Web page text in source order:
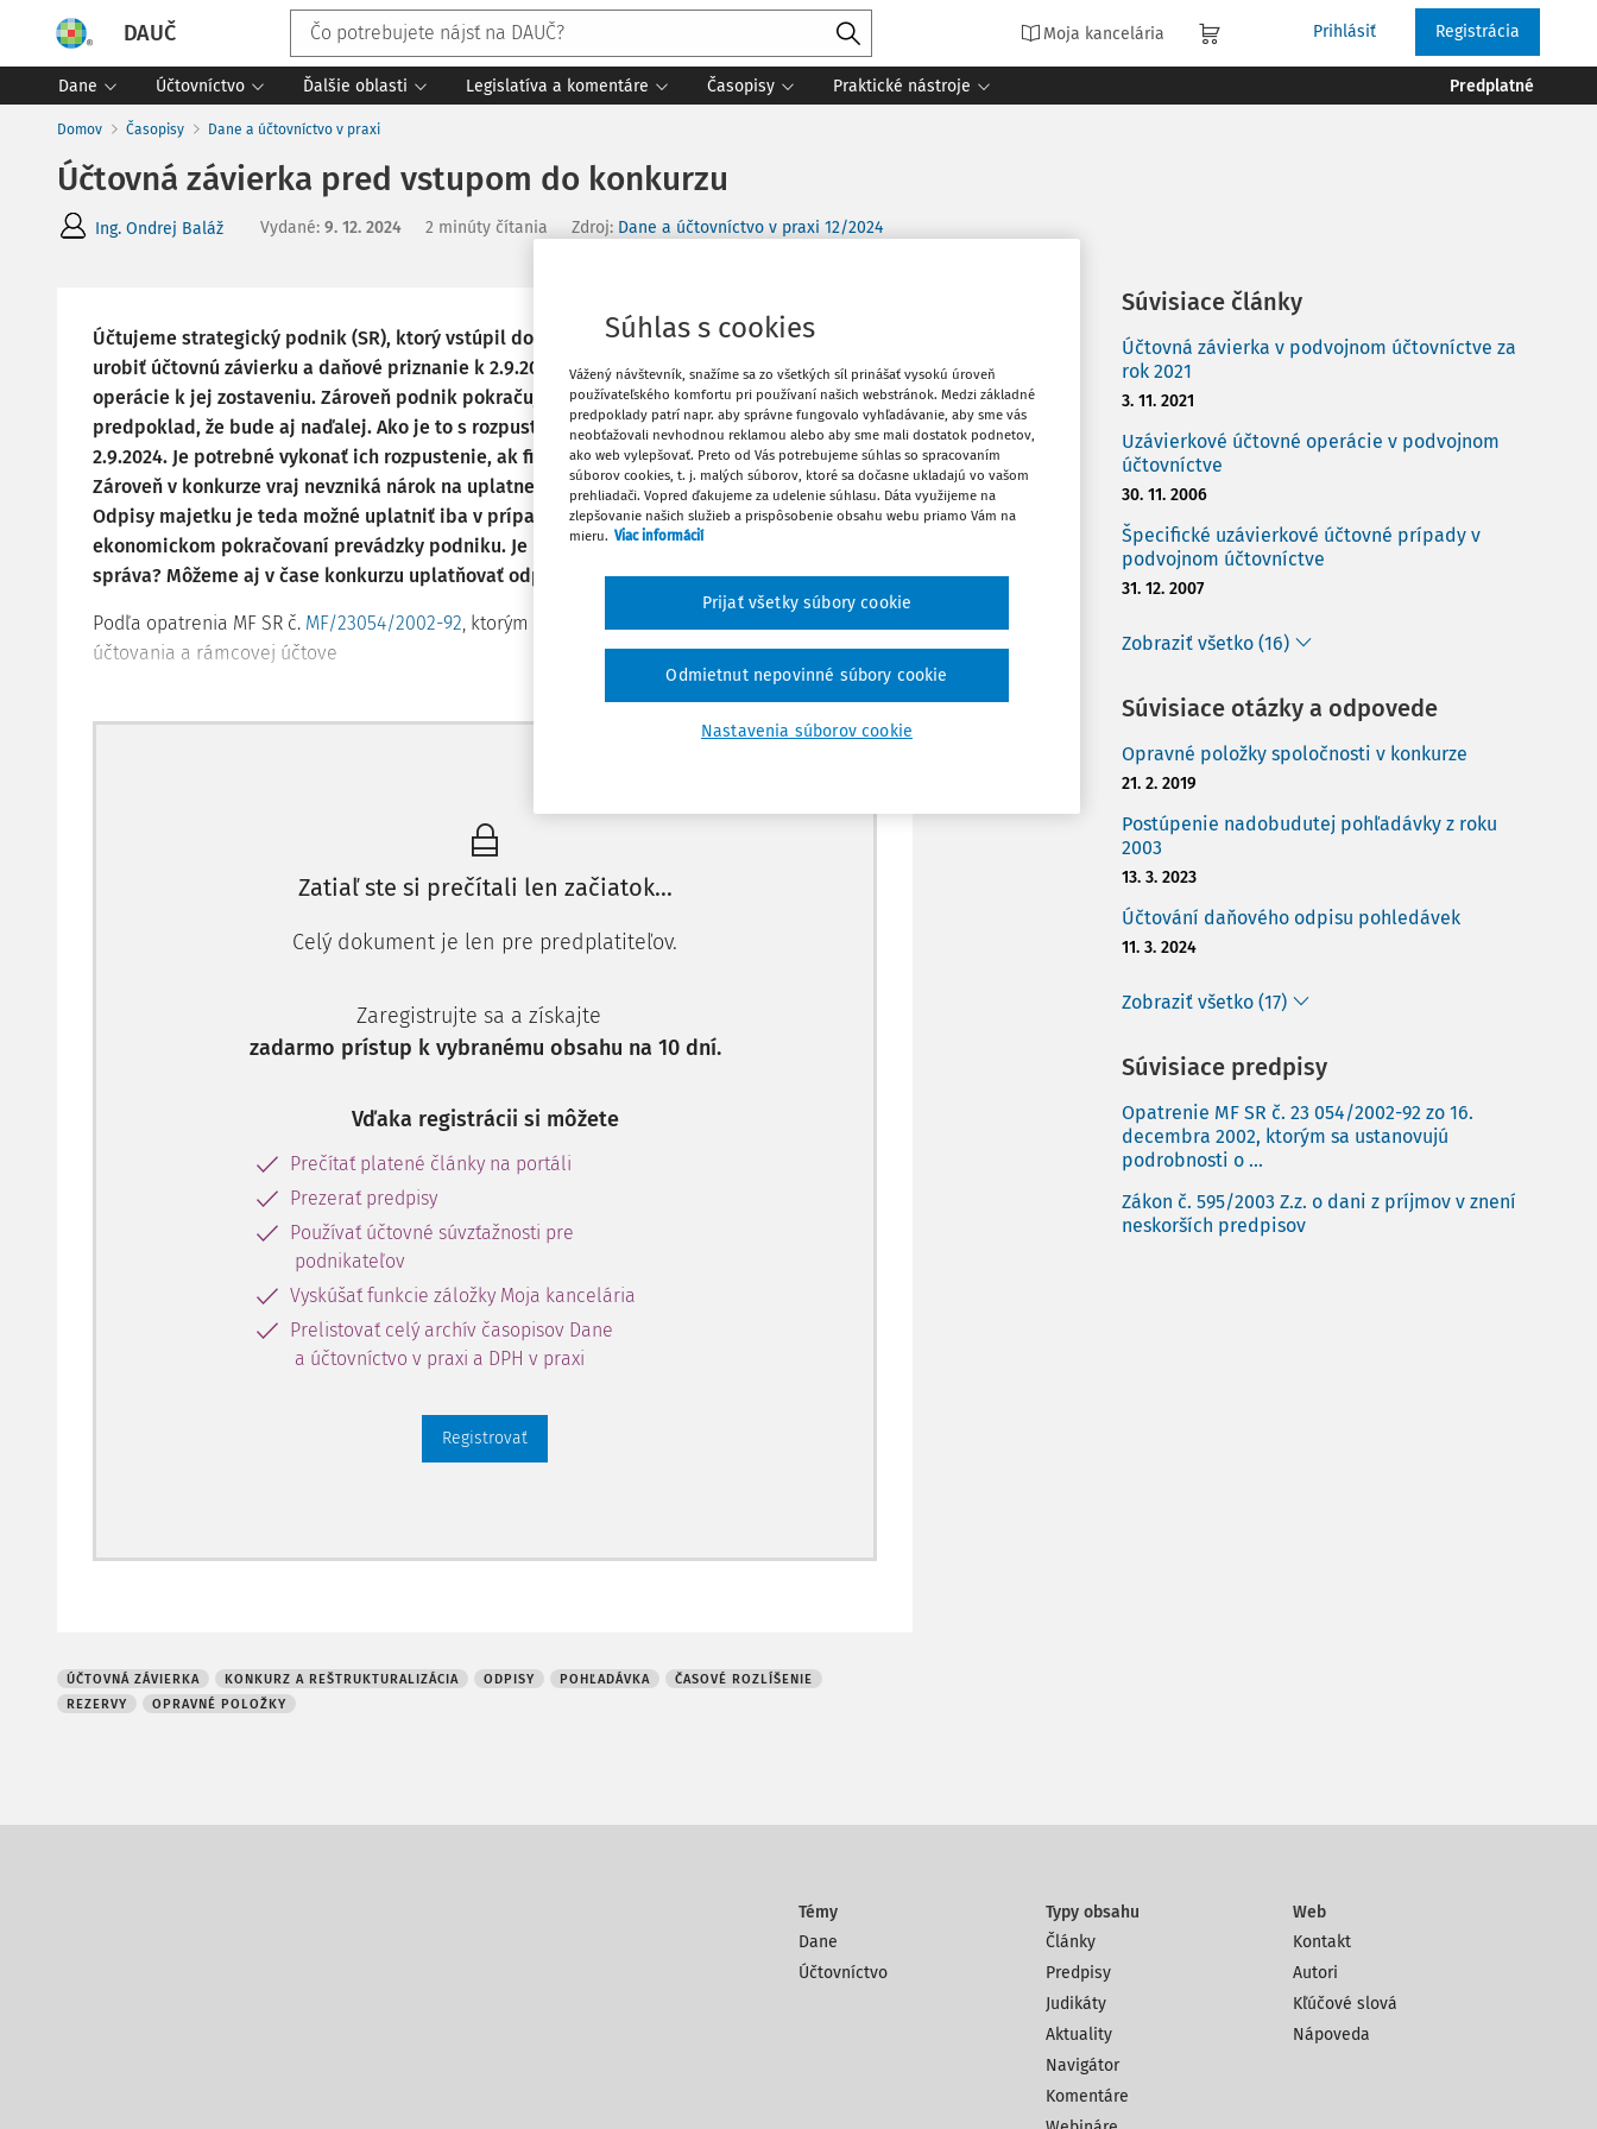
DAUČ Moja kancelária Prihlásiť Registrácia
Dane Účtovníctvo Ďalšie oblasti Legislatíva a komentáre Časopisy Praktické nástroje Predplatné
Domov Časopisy Dane a účtovníctvo v praxi
Účtovná závierka pred vstupom do konkurzu
Ing. Ondrej Baláž Vydané: 9. 12. 2024 2 minúty čítania Zdroj: Dane a účtovníctvo v praxi 12/2024
Účtujeme strategický podnik (SR), ktorý vstúpil do konkurzu k 3.9.2024. Je potrebné
urobiť účtovnú závierku a daňové priznanie k 2.9.2024 a potrebujeme urobiť uzávierkové
operácie k jej zostaveniu. Zároveň podnik pokračuje vo svojom fungovaní a je
predpoklad, že bude aj naďalej. Ako je to s rozpustením účtov 381, 384, 391, rezerv... k
2.9.2024. Je potrebné vykonať ich rozpustenie, ak firma naďalej funguje vo svojej činnosti?
Zároveň v konkurze vraj nevzniká nárok na uplatnenie odpisov z dlhodobého majetku.
Odpisy majetku je teda možné uplatniť iba v prípade, ak správca rozhodne o
ekonomickom pokračovaní prevádzky podniku. Je k tomu potrebná nejaká predbežná
správa? Môžeme aj v čase konkurzu uplatňovať odpisy?
Podľa opatrenia MF SR č. MF/23054/2002-92, ktorým sa ustanovujú podrobnosti o postupoch
účtovania a rámcovej účtove
Zatiaľ ste si prečítali len začiatok...
Celý dokument je len pre predplatiteľov.
Zaregistrujte sa a získajte
zadarmo prístup k vybranému obsahu na 10 dní.
Vďaka registrácii si môžete
Prečítať platené články na portáli
Prezerať predpisy
Používať účtovné súvzťažnosti pre
podnikateľov
Vyskúšať funkcie záložky Moja kancelária
Prelistovať celý archív časopisov Dane
a účtovníctvo v praxi a DPH v praxi
Registrovať
ÚČTOVNÁ ZÁVIERKA KONKURZ A REŠTRUKTURALIZÁCIA ODPISY POHĽADÁVKA
ČASOVÉ ROZLÍŠENIE
REZERVY
OPRAVNÉ POLOŽKY
Obľúbené
Zdieľať
Súvisiace články
Účtovná závierka v podvojnom účtovníctve za
rok 2021
3. 11. 2021
Uzávierkové účtovné operácie v podvojnom
účtovníctve
30. 11. 2006
Špecifické uzávierkové účtovné prípady v
podvojnom účtovníctve
31. 12. 2007
Zobraziť všetko (16)
Súvisiace otázky a odpovede
Opravné položky spoločnosti v konkurze
21. 2. 2019
Postúpenie nadobudutej pohľadávky z roku
2003
13. 3. 2023
Účtování daňového odpisu pohledávek
11. 3. 2024
Zobraziť všetko (17)
Súvisiace predpisy
Opatrenie MF SR č. 23 054/2002-92 zo 16.
decembra 2002, ktorým sa ustanovujú
podrobnosti o ...
Zákon č. 595/2003 Z.z. o dani z príjmov v znení
neskorších predpisov
Témy
Dane
Účtovníctvo
Typy obsahu
Články
Predpisy
Judikáty
Aktuality
Navigátor
Komentáre
Web
Kontakt
Autori
Kľúčové slová
Nápoveda
Súhlas s cookies
Vážený návštevník, snažíme sa zo všetkých síl prinášať vysokú úroveň
používateľského komfortu pri používaní našich webstránok. Medzi základné
predpoklady patrí napr. aby správne fungovalo vyhľadávanie, aby sme vás
neobťažovali nevhodnou reklamou alebo aby sme mali dostatok podnetov,
ako web vylepšovať. Preto od Vás potrebujeme súhlas so spracovaním
súborov cookies, t. j. malých súborov, ktoré sa dočasne ukladajú vo vašom
prehliadači. Vopred ďakujeme za udelenie súhlasu. Dáta využijeme na
zlepšovanie našich služieb a prispôsobenie obsahu webu priamo Vám na
mieru. Viac informácií
Nastavenia súborov cookie
Odmietnut nepovinné súbory cookie
Prijať všetky súbory cookie